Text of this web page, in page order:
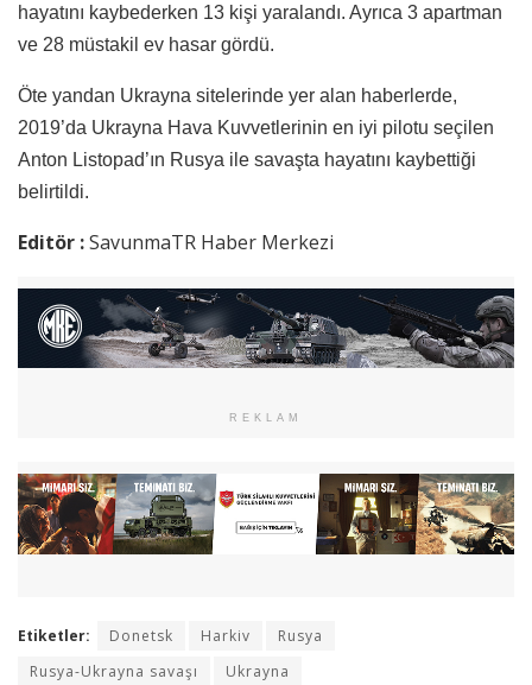
hayatını kaybederken 13 kişi yaralandı. Ayrıca 3 apartman
ve 28 müstakil ev hasar gördü.
Öte yandan Ukrayna sitelerinde yer alan haberlerde,
2019’da Ukrayna Hava Kuvvetlerinin en iyi pilotu seçilen
Anton Listopad’ın Rusya ile savaşta hayatını kaybettiği
belirtildi.
Editör :SavunmaTR Haber Merkezi
REKLAM
Etiketler: Donetsk Harkiv
Rusya
Rusya-Ukrayna savaşı
Ukrayna